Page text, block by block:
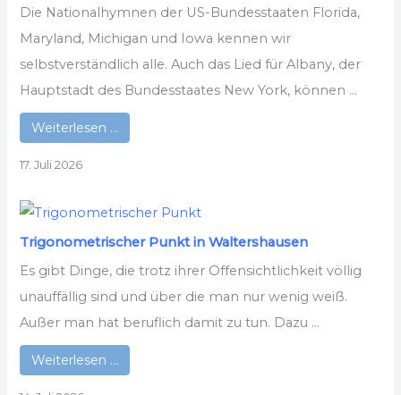
Die Nationalhymnen der US-Bundesstaaten Florida,
Maryland, Michigan und Iowa kennen wir
selbstverständlich alle. Auch das Lied für Albany, der
Hauptstadt des Bundesstaates New York, können ...
Weiterlesen …
17. Juli 2026
Trigonometrischer Punkt in Waltershausen
Es gibt Dinge, die trotz ihrer Offensichtlichkeit völlig
unauffällig sind und über die man nur wenig weiß.
Außer man hat beruflich damit zu tun. Dazu ...
Weiterlesen …